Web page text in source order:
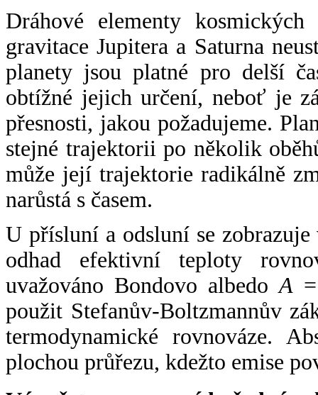
Dráhové elementy
gravitace Jupitera a Saturna
planety jsou platné pro delší
obtížné jejich určení, neboť je
přesnosti, jakou požadujeme.
stejné trajektorii po několik
může její trajektorie radikálně
narůstá s časem.
U přísluní a odsluní se
odhad efektivní teploty
uvažováno Bondovo albedoA
použit Stefanův-Boltzmannův
termodynamické rovnováze.
plochou průřezu, kdežto emise